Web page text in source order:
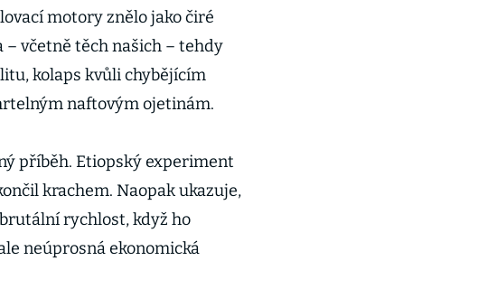
motory znělo jako čiré
včetně těch našich – tehdy
kolaps kvůli chybějícím
naftovým ojetinám.
příběh. Etiopský experiment
krachem. Naopak ukazuje,
rychlost, když ho
neúprosná ekonomická